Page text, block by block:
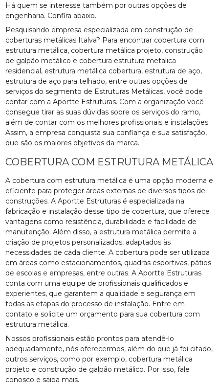
Há quem se interesse também por outras opções de
engenharia. Confira abaixo.
Pesquisando empresa especializada em construção de
coberturas metálicas Italva? Para encontrar cobertura com
estrutura metálica, cobertura metálica projeto, construção
de galpão metálico e cobertura estrutura metalica
residencial, estrutura metálica cobertura, estrutura de aço,
estrutura de aço para telhado, entre outras opções de
serviços do segmento de Estruturas Metálicas, você pode
contar com a Aportte Estruturas. Com a organização você
consegue tirar as suas dúvidas sobre os serviços do ramo,
além de contar com os melhores profissionais e instalações.
Assim, a empresa conquista sua confiança e sua satisfação,
que são os maiores objetivos da marca.
COBERTURA COM ESTRUTURA METÁLICA
A cobertura com estrutura metálica é uma opção moderna e
eficiente para proteger áreas externas de diversos tipos de
construções. A Aportte Estruturas é especializada na
fabricação e instalação desse tipo de cobertura, que oferece
vantagens como resistência, durabilidade e facilidade de
manutenção. Além disso, a estrutura metálica permite a
criação de projetos personalizados, adaptados às
necessidades de cada cliente. A cobertura pode ser utilizada
em áreas como estacionamentos, quadras esportivas, pátios
de escolas e empresas, entre outras. A Aportte Estruturas
conta com uma equipe de profissionais qualificados e
experientes, que garantem a qualidade e segurança em
todas as etapas do processo de instalação. Entre em
contato e solicite um orçamento para sua cobertura com
estrutura metálica.
Nossos profissionais estão prontos para atendê-lo
adequadamente, nós oferecermos, além do que já foi citado,
outros serviços, como por exemplo, cobertura metálica
projeto e construção de galpão metálico. Por isso, fale
conosco e saiba mais.